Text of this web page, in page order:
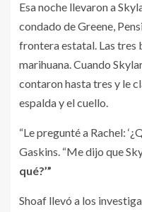
Esa noche llevaron a
condado de Greene,
frontera estatal. Las tres
marihuana. Cuando
contaron hasta tres y le
espalda y el cuello.
“Le pregunté a Rachel:
Gaskins. “Me dijo que
qué?’”
Shoaf llevó a los